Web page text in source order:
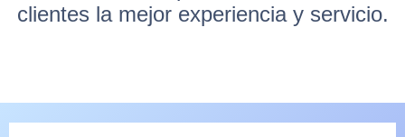
clientes la mejor experiencia y servicio.